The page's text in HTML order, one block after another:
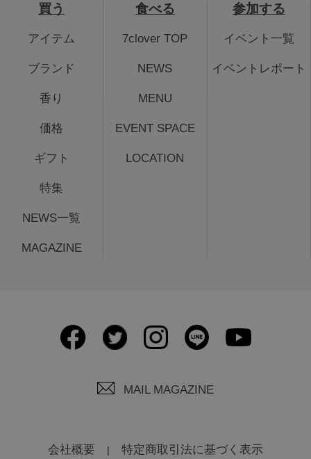
買う
アイテム
ブランド
香り
価格
ギフト
特集
NEWS一覧
MAGAZINE
食べる
7clover TOP
NEWS
MENU
EVENT SPACE
LOCATION
参加する
イベント一覧
イベントレポート
MAIL MAGAZINE
会社概要 特定商取引法に基づく表示